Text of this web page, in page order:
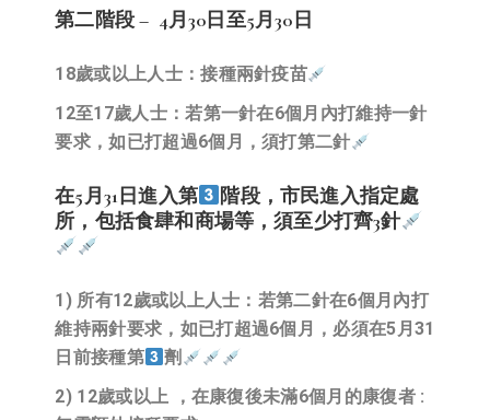
第二階段 – 4月30日至5月30日
18歲或以上人士：接種兩針疫苗
12至17歲人士：若第一針在6個月內打維持一針
要求，如已打超過6個月，須打第二針
在5月31日進入第
階段，市民進入指定處
所，包括食肆和商場等，須至少打齊3針
1) 所有12歲或以上人士：若第二針在6個月內打
維持兩針要求，如已打超過6個月，必須在5月31
日前接種第
劑
2) 12歲或以上 ，在康復後未滿6個月的康復者 :